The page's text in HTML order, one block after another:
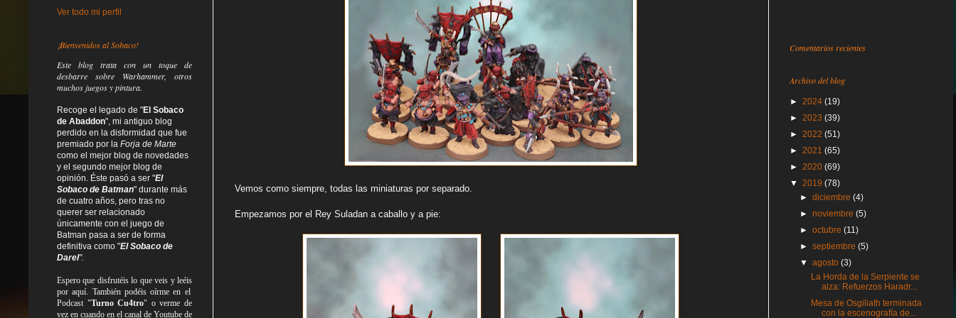
Vemos como siempre, todas las miniaturas por separado.
Empezamos por el Rey Suladan a caballo y a pie:
Ver todo mi perfil
¡Bienvenidos al Sobaco!
Este blog trata con un toque de
desbarre sobre Warhammer, otros
muchos juegos y pintura.
Recoge el legado de "El Sobaco
de Abaddon", mi antiguo blog
perdido en la disformidad que fue
premiado por la Forja de Marte
como el mejor blog de novedades
y el segundo mejor blog de
opinión. Éste pasó a ser "El
Sobaco de Batman" durante más
de cuatro años, pero tras no
querer ser relacionado
únicamente con el juego de
Batman pasa a ser de forma
definitiva como "El Sobaco de
Darel".
Espero que disfrutéis lo queveis yleéis
por aquí. También podéis oírme en el
Podcast "Turno Cu4tro" o verme de
vez en cuando en el canal de Youtube de
Comentarios recientes
Archivo del blog
► 2024 (19)
► 2023 (39)
► 2022 (51)
► 2021 (65)
► 2020 (69)
▼ 2019 (78)
►diciembre(4)
►noviembre(5)
►octubre(11)
►septiembre(5)
▼agosto(3)
La Horda de la Serpiente se
alza: Refuerzos Haradr...
Mesa de Osgiliath terminada
con la escenografía de...